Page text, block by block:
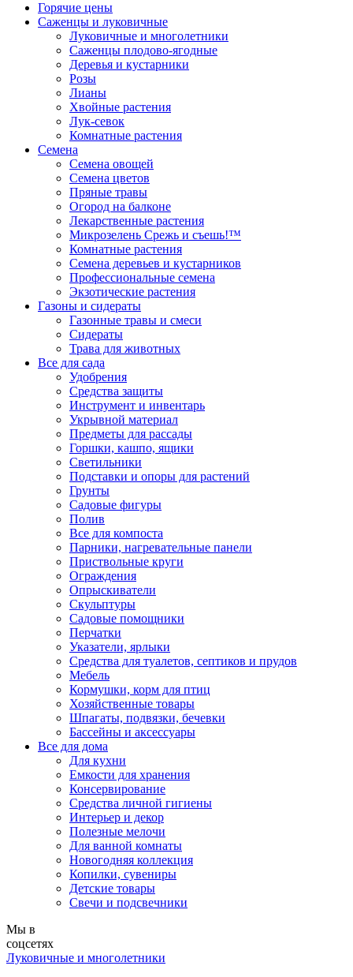
Горячие цены
Саженцы и луковичные
Луковичные и многолетники
Саженцы плодово-ягодные
Деревья и кустарники
Розы
Лианы
Хвойные растения
Лук-севок
Комнатные растения
Семена
Семена овощей
Семена цветов
Пряные травы
Огород на балконе
Лекарственные растения
Микрозелень Срежь и съешь!™
Комнатные растения
Семена деревьев и кустарников
Профессиональные семена
Экзотические растения
Газоны и сидераты
Газонные травы и смеси
Сидераты
Трава для животных
Все для сада
Удобрения
Средства защиты
Инструмент и инвентарь
Укрывной материал
Предметы для рассады
Горшки, кашпо, ящики
Светильники
Подставки и опоры для растений
Грунты
Садовые фигуры
Полив
Все для компоста
Парники, нагревательные панели
Приствольные круги
Ограждения
Опрыскиватели
Скульптуры
Садовые помощники
Перчатки
Указатели, ярлыки
Средства для туалетов, септиков и прудов
Мебель
Кормушки, корм для птиц
Хозяйственные товары
Шпагаты, подвязки, бечевки
Бассейны и аксессуары
Все для дома
Для кухни
Емкости для хранения
Консервирование
Средства личной гигиены
Интерьер и декор
Полезные мелочи
Для ванной комнаты
Новогодняя коллекция
Копилки, сувениры
Детские товары
Свечи и подсвечники
Мы в
соцсетях
Луковичные и многолетники